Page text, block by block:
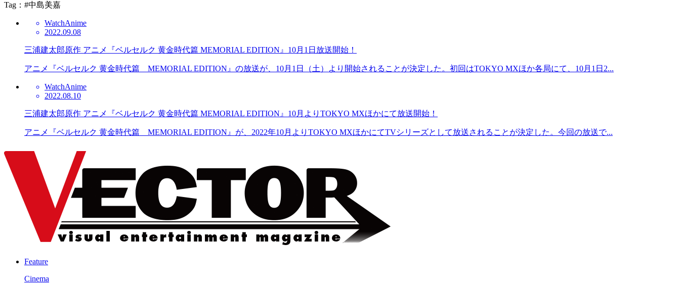
Tag：#中島美嘉
WatchAnime
2022.09.08
三浦建太郎原作 アニメ『ベルセルク 黄金時代篇 MEMORIAL EDITION』10月1日放送開始！
アニメ『ベルセルク 黄金時代篇 MEMORIAL EDITION』の放送が、10月1日（土）より開始されることが決定した。初回はTOKYO MXほか各局にて、10月1日2...
WatchAnime
2022.08.10
三浦建太郎原作 アニメ『ベルセルク 黄金時代篇 MEMORIAL EDITION』10月よりTOKYO MXほかにて放送開始！
アニメ『ベルセルク 黄金時代篇 MEMORIAL EDITION』が、2022年10月よりTOKYO MXほかにてTVシリーズとして放送されることが決定した。今回の放送で...
Feature
Cinema